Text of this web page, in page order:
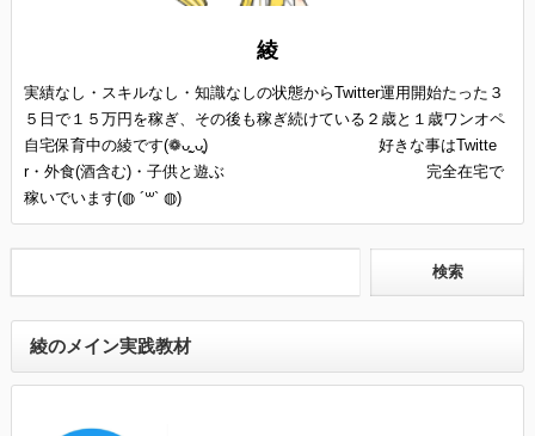
綾
実績なし・スキルなし・知識なしの状態からTwitter運用開始たった３
５日で１５万円を稼ぎ、その後も稼ぎ続けている２歳と１歳ワンオペ
自宅保育中の綾です(❁ᴗ͈ˬᴗ͈) 好きな事はTwitte
r・外食(酒含む)・子供と遊ぶ 完全在宅で
稼いでいます(◍ ´꒳` ◍)
綾のメイン実践教材